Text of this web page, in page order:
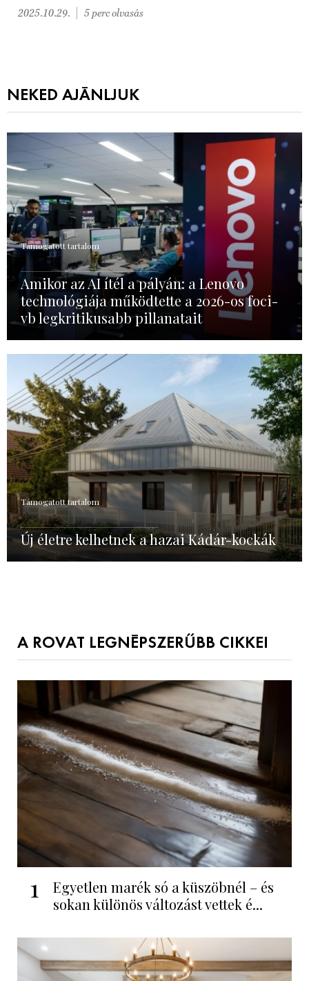
2025.10.29. 5 perc olvasás
NEKED AJÁNLJUK
Támogatott tartalom
Amikor az AI ítél a pályán: a Lenovo
technológiája működtette a 2026-os foci-
vb legkritikusabb pillanatait
Támogatott tartalom
Új életre kelhetnek a hazai Kádár-kockák
A ROVAT LEGNÉPSZERŰBB CIKKEI
1
Egyetlen marék só a küszöbnél – és
sokan különös változást vettek é...